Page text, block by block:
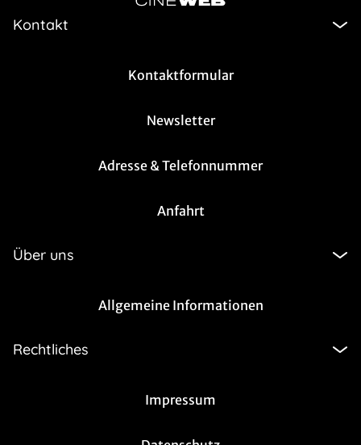
Kontakt
Kontaktformular
Newsletter
Adresse & Telefonnummer
Anfahrt
Über uns
Allgemeine Informationen
Rechtliches
Impressum